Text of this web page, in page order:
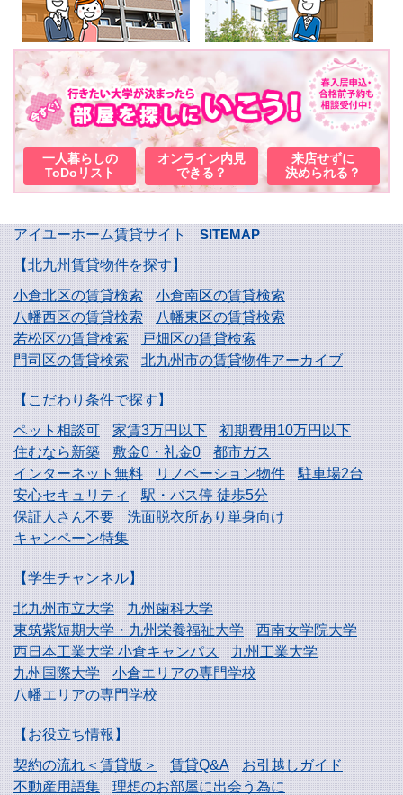
一人暮らしの
ToDoリスト
オンライン内見
できる？
来店せずに
決められる？
アイユーホーム賃貸サイト
SITEMAP
【北九州賃貸物件を探す】
小倉北区の賃貸検索
小倉南区の賃貸検索
八幡西区の賃貸検索
八幡東区の賃貸検索
若松区の賃貸検索
戸畑区の賃貸検索
門司区の賃貸検索
北九州市の賃貸物件アーカイブ
【こだわり条件で探す】
ペット相談可
家賃3万円以下
初期費用10万円以下
住むなら新築
敷金0・礼金0
都市ガス
インターネット無料
リノベーション物件
駐車場2台
安心セキュリティ
駅・バス停 徒歩5分
保証人さん不要
洗面脱衣所あり単身向け
キャンペーン特集
【学生チャンネル】
北九州市立大学
九州歯科大学
東筑紫短期大学・九州栄養福祉大学
西南女学院大学
西日本工業大学小倉キャンパス
九州工業大学
九州国際大学
小倉エリアの専門学校
八幡エリアの専門学校
【お役立ち情報】
契約の流れ＜賃貸版＞
賃貸Q&A
お引越しガイド
不動産用語集
理想のお部屋に出会う為に